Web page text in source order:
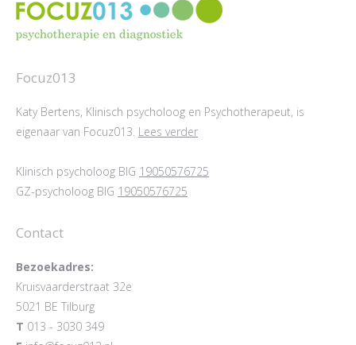
Focuz013
Katy Bertens, Klinisch psycholoog en Psychotherapeut, is
eigenaar van Focuz013. Lees verder
Klinisch psycholoog BIG 19050576725
GZ-psycholoog BIG 19050576725
Contact
Bezoekadres:
Kruisvaarderstraat 32e
5021 BE Tilburg
T 013 - 3030 349